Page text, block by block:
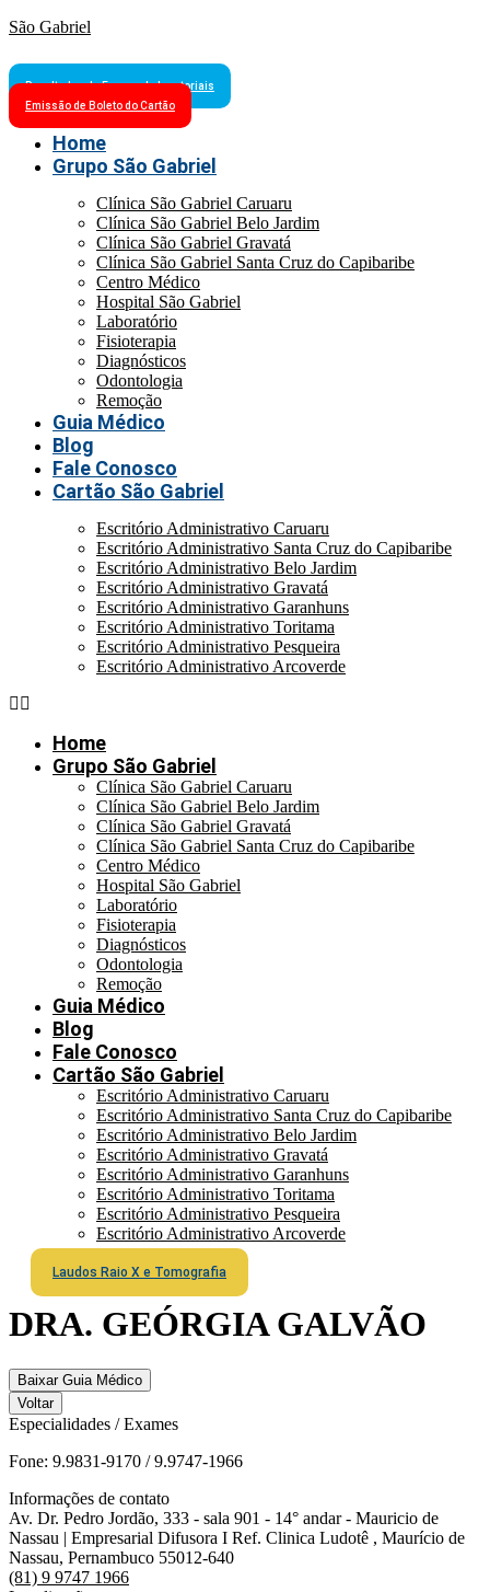
São Gabriel
Resultados de Exames Laboratoriais
Emissão de Boleto do Cartão
Home
Grupo São Gabriel
Clínica São Gabriel Caruaru
Clínica São Gabriel Belo Jardim
Clínica São Gabriel Gravatá
Clínica São Gabriel Santa Cruz do Capibaribe
Centro Médico
Hospital São Gabriel
Laboratório
Fisioterapia
Diagnósticos
Odontologia
Remoção
Guia Médico
Blog
Fale Conosco
Cartão São Gabriel
Escritório Administrativo Caruaru
Escritório Administrativo Santa Cruz do Capibaribe
Escritório Administrativo Belo Jardim
Escritório Administrativo Gravatá
Escritório Administrativo Garanhuns
Escritório Administrativo Toritama
Escritório Administrativo Pesqueira
Escritório Administrativo Arcoverde
Home
Grupo São Gabriel
Clínica São Gabriel Caruaru
Clínica São Gabriel Belo Jardim
Clínica São Gabriel Gravatá
Clínica São Gabriel Santa Cruz do Capibaribe
Centro Médico
Hospital São Gabriel
Laboratório
Fisioterapia
Diagnósticos
Odontologia
Remoção
Guia Médico
Blog
Fale Conosco
Cartão São Gabriel
Escritório Administrativo Caruaru
Escritório Administrativo Santa Cruz do Capibaribe
Escritório Administrativo Belo Jardim
Escritório Administrativo Gravatá
Escritório Administrativo Garanhuns
Escritório Administrativo Toritama
Escritório Administrativo Pesqueira
Escritório Administrativo Arcoverde
Laudos Raio X e Tomografia
DRA. GEÓRGIA GALVÃO
Baixar Guia Médico
Voltar
Especialidades / Exames
Fone: 9.9831-9170 / 9.9747-1966
Informações de contato
Av. Dr. Pedro Jordão, 333 - sala 901 - 14° andar - Mauricio de
Nassau | Empresarial Difusora I Ref. Clinica Ludotê , Maurício de
Nassau, Pernambuco 55012-640
(81) 9 9747 1966